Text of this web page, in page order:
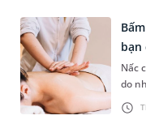
bạn
Nấc
do